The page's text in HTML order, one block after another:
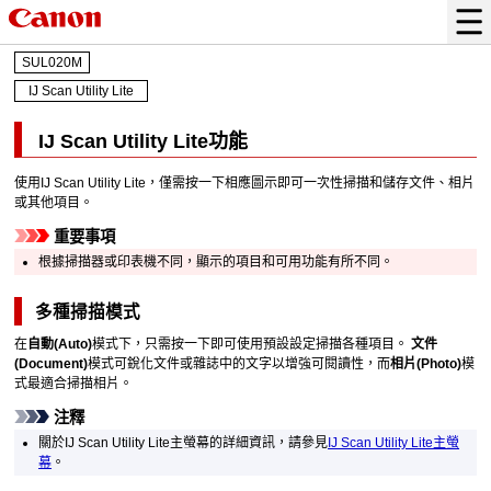
SUL020M
IJ Scan Utility Lite
IJ Scan Utility Lite功能
使用 IJ Scan Utility Lite ，僅需按一下相應圖示即可一次性掃描和儲存文件、相片
或其他項目。
重要事項
根據掃描器或印表機不同，顯示的項目和可用功能有所不同。
多種掃描模式
在 自動(Auto)模式下，只需按一下即可使用預設設定掃描各種項目。 文件
(Document)模式可銳化文件或雜誌中的文字以增強可閱讀性，而相片(Photo)模
式最適合掃描相片。
注釋
關於 IJ Scan Utility Lite主螢幕的詳細資訊，請參見 IJ Scan Utility Lite主螢
幕 。